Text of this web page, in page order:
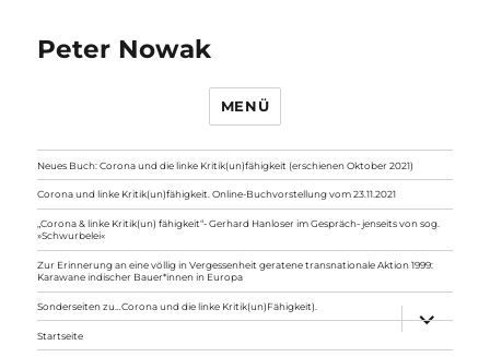
Peter Nowak
MENÜ
Neues Buch: Corona und die linke Kritik(un)fähigkeit (erschienen Oktober 2021)
Corona und linke Kritik(un)fähigkeit. Online-Buchvorstellung vom 23.11.2021
„Corona & linke Kritik(un) fähigkeit“- Gerhard Hanloser im Gespräch- jenseits von sog.
»Schwurbelei«
Zur Erinnerung an eine völlig in Vergessenheit geratene transnationale Aktion 1999:
Karawane indischer Bauer*innen in Europa
Sonderseiten zu…Corona und die linke Kritik(un)Fähigkeit).
anzeigen
Startseite